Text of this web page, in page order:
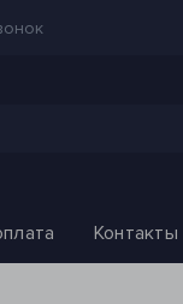
Контакты